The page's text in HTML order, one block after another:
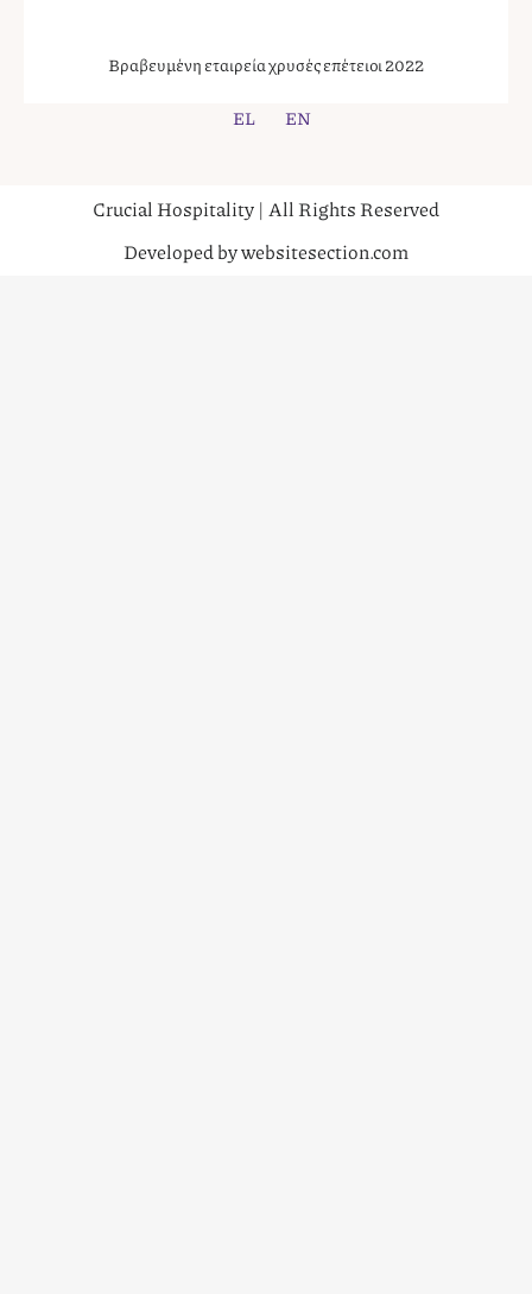
Βραβευμένη εταιρεία χρυσές επέτειοι 2022
EL EN
Crucial Hospitality | All Rights Reserved
Developed by websitesection.com